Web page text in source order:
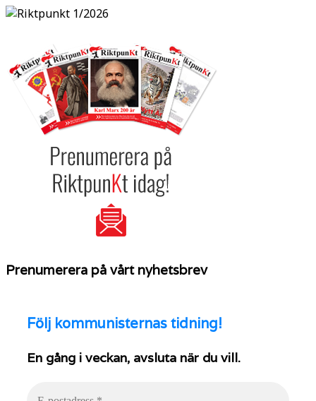
Prenumerera på vårt nyhetsbrev
Följ kommunisternas tidning!
En gång i veckan, avsluta när du vill.